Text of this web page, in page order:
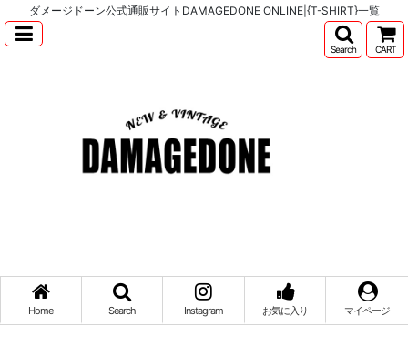
ダメージドーン公式通販サイトDAMAGEDONE ONLINE|{T-SHIRT}一覧
Search CART
Home Search Instagram お気に入り マイページ